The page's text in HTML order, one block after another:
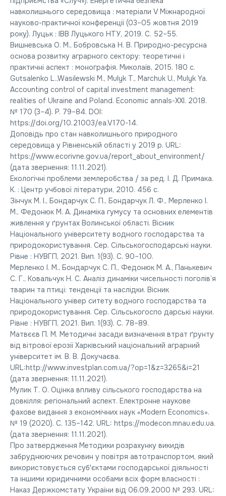
навколишнього середовища : матеріали V Міжнародної
науково-практичної конференції (03–05 жовтня 2019
року). Луцьк : ІВВ Луцького НТУ, 2019. С. 52–55.
Вишневська О. М., Бобровська Н. В. Природно-ресурсна
основа розвитку аграрного сектору: теоретичні і
практичні аспект : монографія. Миколаїв, 2015. 180 c.
Gutsalenko L.,Wasilewski M., Mulyk T., Marchuk U., Mulyk Ya.
Accounting control of capital investment management:
realities of Ukraine and Poland. Economic annals-ХХІ. 2018.
№ 170 (3–4). P. 79–84. DOI:
https://doi.org/10.21003/ea.V170-14.
Доповідь про стан навколишнього природного
середовища у Рівненській області у 2019 р. URL:
https://www.ecorivne.gov.ua/report_about_environment/
(дата звернення: 11.11.2021).
Екологічні проблеми землеробства / за ред. І. Д. Примака.
К. : Центр учбової літератури, 2010. 456 с.
Зінчук М. І., Бондарчук С. П., Бондарчук Л. Ф., Мерленко І.
М., Федонюк М. А. Динаміка гумусу та основних елементів
живлення у ґрунтах Волинської області. Вісник
Національного університету водного господарства та
природокористування. Сер. Сільськогосподарські науки.
Рівне : НУВГП, 2021. Вип. 1(93). С. 90–100.
Мерленко І. М., Бондарчук С. П., Федонюк М. А., Панькевич
С. Г., Ковальчук Н. С. Аналіз динаміки чисельності поголів’я
тварин та птиці: тенденції та наслідки. Вісник
Національного універ ситету водного господарства та
природокористування. Сер. Сільськогоспо дарські науки.
Рівне : НУВГП, 2021. Вип. 1(93). С. 78–89.
Матвєєв П. М. Методичні засади визначення втрат ґрунту
від вітрової ерозії Харківський національний аграрний
університет ім. В. В. Докучаєва.
URL:http://www.investplan.com.ua/?op=1&z=3265&i=21
(дата звернення: 11.11.2021).
Мулик Т. О. Оцінка впливу сільського господарства на
довкілля: регіональний аспект. Електронне наукове
фахове видання з економічних наук «Modern Economics».
№ 19 (2020). С. 135–142. URL: https://modecon.mnau.edu.ua.
(дата звернення: 11.11.2021).
Про затвердження Методики розрахунку викидів
забруднюючих речовин у повітря автотранспортом, який
використовується суб'єктами господарської діяльності
та іншими юридичними особами всіх форм власності :
Наказ Держкомстату України від 06.09.2000 № 293. URL: